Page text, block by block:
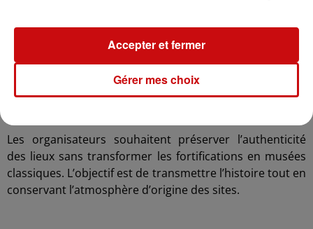
découvrent notamment les dispositifs défensifs
imaginés à l’époque, comme les barrages permettant
d’inonder certaines vallées pour ralentir l’avancée
ennemie. Malgré ces protections, plusieurs communes
de la région ont été durement touchées durant les
Les organisateurs souhaitent préserver l’authenticité
des lieux sans transformer les fortifications en musées
classiques. L’objectif est de transmettre l’histoire tout en
conservant l’atmosphère d’origine des sites.
Gérer mes choix
Accepter et fermer